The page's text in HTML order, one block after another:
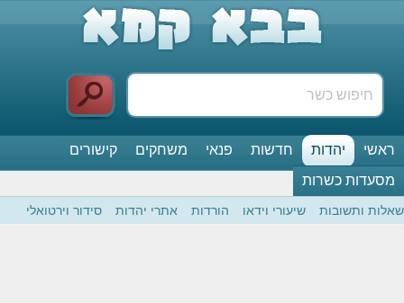
ראשי יהדות חדשות פנאי משחקים
קישורים
מסעדות כשרות
שאלות ותשובות שיעורי וידאו הורדות אתרי יהדות סידור וירטואלי